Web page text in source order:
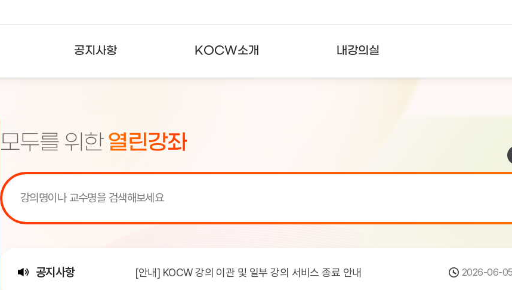
공지사항
주요통계현황
KOCW소개 내강의실
모두를 위한 열린강좌
공지사항
[서비스점검] KOCW 서비스 점검 안내(7월 24일 19:00 ~ 7월... 2026-07-
[안내] KOCW 강의 이관 및 일부 강의 서비스 종료 안내 2026-06-